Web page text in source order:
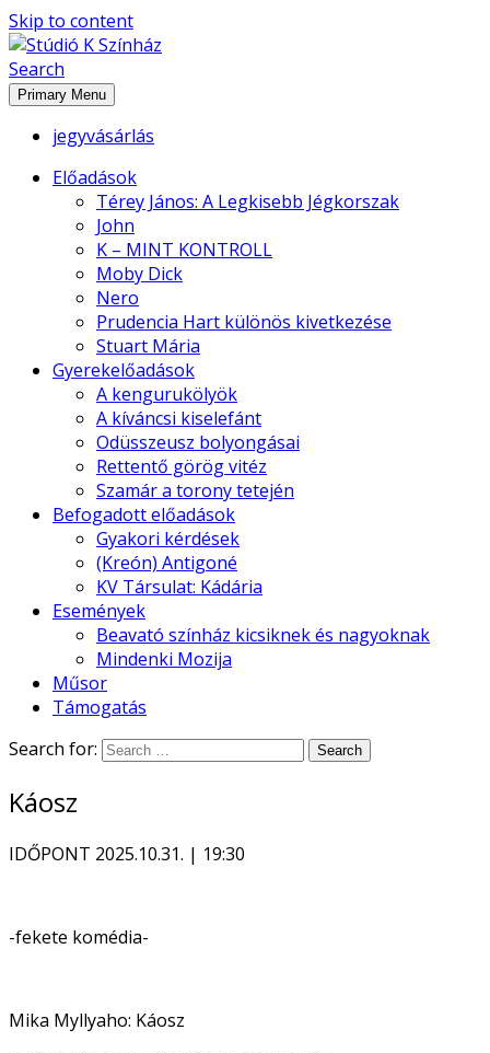
Skip to content
Stúdió K Színház
Search
Primary Menu
jegyvásárlás
Előadások
Térey János: A Legkisebb Jégkorszak
John
K – MINT KONTROLL
Moby Dick
Nero
Prudencia Hart különös kivetkezése
Stuart Mária
Gyerekelőadások
A kengurukölyök
A kíváncsi kiselefánt
Odüsszeusz bolyongásai
Rettentő görög vitéz
Szamár a torony tetején
Befogadott előadások
Gyakori kérdések
(Kreón) Antigoné
KV Társulat: Kádária
Események
Beavató színház kicsiknek és nagyoknak
Mindenki Mozija
Műsor
Támogatás
Search for:
Káosz
IDŐPONT 2025.10.31. | 19:30
-fekete komédia-
Mika Myllyaho: Káosz